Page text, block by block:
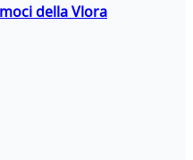
della Vlora